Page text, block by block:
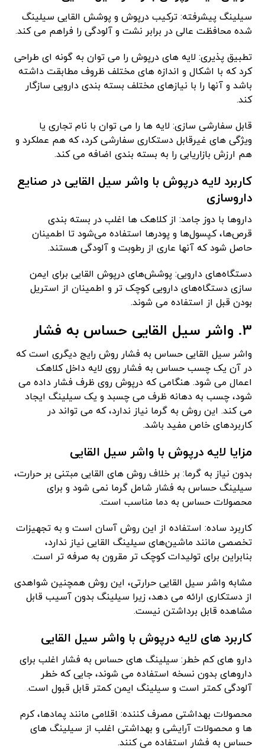
سیلینگ پیشرفته: ترکیب درپوش و پوشش القایی سیلینگ
شده محافظت عالی در برابر نشت و آلودگی را فراهم می کند.
تطبیق پذیری: لایه های درپوش را می توان به گونه ای طراحی
کرد که با اشکال و اندازه های مختلف ظروف مطابقت داشته
باشد و آنها را با نیازهای مختلف بسته بندی دارویی سازگار
کند.
قابل سفارشی سازی: لایه ها را می توان با نام تجاری یا
ویژگی های غیرقابل دستکاری سفارشی کرد، که هم عملکرد و
هم ارزش بازاریابی را به بسته بندی اضافه می کند.
کاربرد لایه درپوش با واشر سیل القایی در صنایع
داروسازی
داروها با دوز جامد: از کلاهک‌ ها اغلب در بسته‌ بندی
قرص‌ها، کپسول‌ها و پودرها استفاده می‌شود تا اطمینان
حاصل شود که آنها عاری از رطوبت و آلودگی هستند.
دستگاه‌های دارویی: پوشش‌های درپوش القایی برای ایمن
‌سازی دستگاه‌های دارویی کوچک ‌تر و اطمینان از استریل
بودن قبل از استفاده می ‌شوند.
3. واشر سیل القایی حساس به فشار
واشر سیل القایی حساس به فشار روش رایج دیگری است که
در آن یک چسب حساس به فشار روی لایه داخل کلاهک
اعمال می شود. هنگامی که درپوش روی ظرف فشار داده می
شود، چسب به دهانه ظرف می چسبد و یک سیلینگ ایجاد
می کند. این روش به گرما نیاز ندارد، که می تواند در
کاربردهای خاص مفید باشد.
مزایا لایه درپوش با واشر سیل القایی
بدون نیاز به گرما: بر خلاف روش های القایی مبتنی بر حرارت،
سیلینگ حساس به فشار شامل گرما نمی شود و برای
محصولات حساس به دما مناسب است.
کاربرد ساده: استفاده از این روش آسان است و به تجهیزات
تخصصی مانند ماشین‌های سیلینگ القایی نیاز ندارد،
بنابراین برای تولیدات کوچک‌ تر مقرون به صرفه‌ تر است.
مشابه واشر سیل القایی حرارتی، این روش همچنین شواهدی
از دستکاری ارائه می دهد، زیرا سیلینگ بدون آسیب قابل
مشاهده قابل برداشتن نیست.
کاربرد های لایه درپوش با واشر سیل القایی
دارو های کم خطر: سیلینگ های حساس به فشار اغلب برای
داروهای بدون نسخه استفاده می شوند، جایی که خطر
آلودگی کمتر است و سیلینگ ایمن کمتر قابل قبول است.
محصولات بهداشتی مصرف کننده: اقلامی مانند پمادها، کرم
ها و محصولات آرایشی و بهداشتی اغلب از سیلینگ های
حساس به فشار استفاده می کنند.